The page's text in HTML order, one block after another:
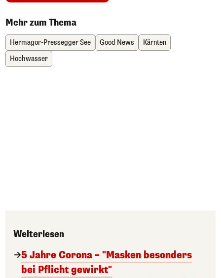
Mehr zum Thema
Hermagor-Pressegger See Good News
Kärnten
Hochwasser
Weiterlesen
5 Jahre Corona – "Masken besonders
bei Pflicht gewirkt"